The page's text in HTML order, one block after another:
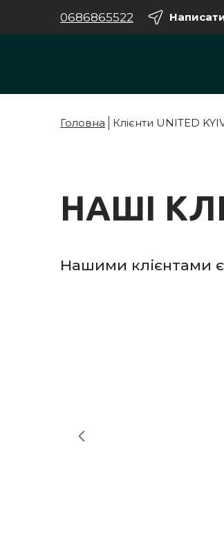
0686865522
Головна Клієнти UNITED
НАШІ
Нашими клієнтами є